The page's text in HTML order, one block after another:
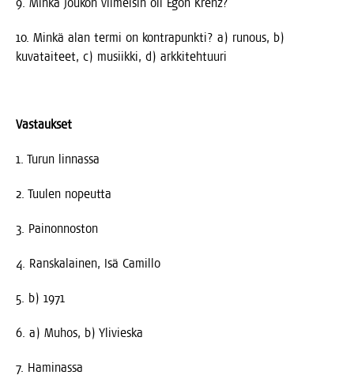
9. Min­kä jou­kon vii­mei­sin oli Egon Krenz?
10. Min­kä alan ter­mi on kont­ra­punk­ti? a) runous, b)
kuva­tai­teet, c) musiik­ki, d) arkkitehtuuri
Vas­tauk­set
1. Turun linnassa
2. Tuu­len nopeutta
3. Pai­non­nos­ton
4. Rans­ka­lai­nen, Isä Camillo
5. b) 1971
6. a) Muhos, b) Ylivieska
7. Hami­nas­sa